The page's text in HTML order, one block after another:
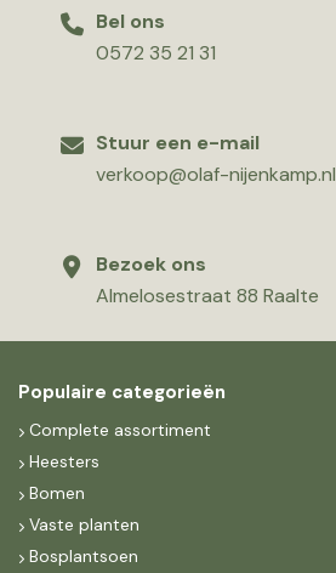
Bel ons
0572 35 21 31
Stuur een e-mail
verkoop@olaf-nijenkamp.nl
Bezoek ons
Almelosestraat 88 Raalte
Populaire categorieën
Complete assortiment
Heesters
Bomen
Vaste planten
Bosplantsoen